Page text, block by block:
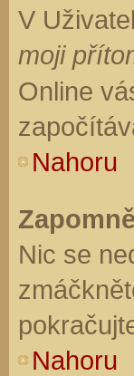
V
moji
Online
Nahoru
Nic se
Nahoru